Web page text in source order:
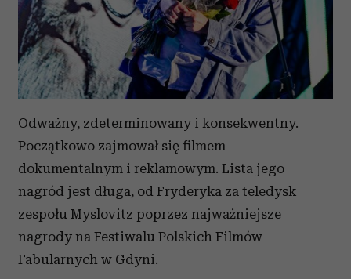
Odważny, zdeterminowany i konsekwentny.
Początkowo zajmował się filmem
dokumentalnym i reklamowym. Lista jego
nagród jest długa, od Fryderyka za teledysk
zespołu Myslovitz poprzez najważniejsze
nagrody na Festiwalu Polskich Filmów
Fabularnych w Gdyni.